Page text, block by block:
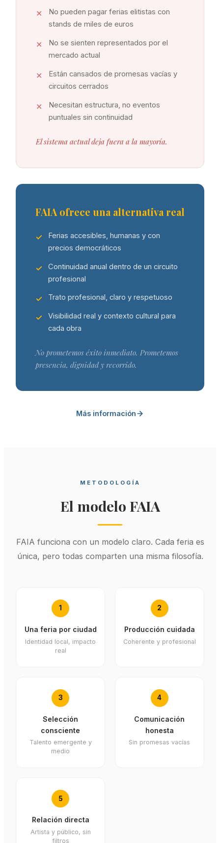
No pueden pagar ferias elitistas con
stands de miles de euros
No se sienten representados por el
mercado actual
Están cansados de promesas vacías y
circuitos cerrados
Necesitan estructura, no eventos
puntuales sin continuidad
El sistema actual deja fuera a la mayoría.
FAIA ofrece una alternativa real
Ferias accesibles, humanas y con
precios democráticos
Continuidad anual dentro de un circuito
profesional
Trato profesional, claro y respetuoso
Visibilidad real y contexto cultural para
cada obra
No prometemos éxito inmediato. Prometemos
presencia, dignidad y recorrido.
Más información
METODOLOGÍA
El modelo FAIA
FAIA funciona con un modelo claro. Cada feria es
única, pero todas comparten una misma filosofía.
1
Una feria por ciudad
Identidad local, impacto
real
2
Producción cuidada
Coherente y profesional
3
Selección
consciente
Talento emergente y
medio
4
Comunicación
honesta
Sin promesas vacías
5
Relación directa
Artista y público, sin
filtros